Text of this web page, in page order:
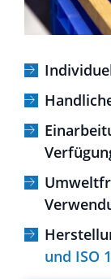
und ISO